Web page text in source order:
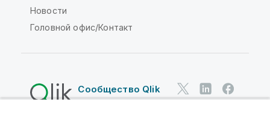
Новости
Головной офис/Контакт
Сообщество Qlik